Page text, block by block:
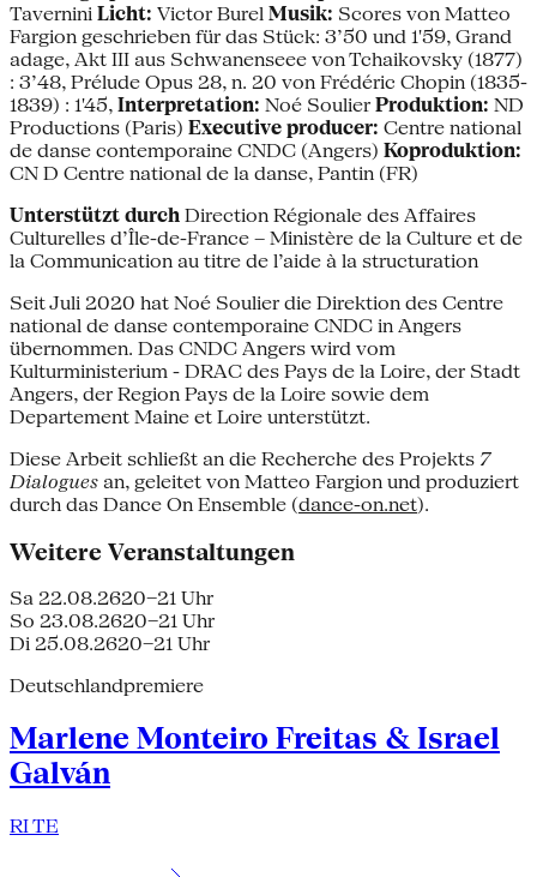
Tavernini Licht: Victor Burel Musik: Scores von Matteo
Fargion geschrieben für das Stück: 3’50 und 1'59, Grand
adage, Akt III aus Schwanenseee von Tchaikovsky (1877)
: 3’48, Prélude Opus 28, n. 20 von Frédéric Chopin (1835-
1839) : 1'45, Interpretation: Noé Soulier Produktion: ND
Productions (Paris) Executive producer: Centre national
de danse contemporaine CNDC (Angers) Koproduktion:
CN D Centre national de la danse, Pantin (FR)
Unterstützt durch Direction Régionale des Affaires
Culturelles d’Île-de-France – Ministère de la Culture et de
la Communication au titre de l’aide à la structuration
Seit Juli 2020 hat Noé Soulier die Direktion des Centre
national de danse contemporaine CNDC in Angers
übernommen. Das CNDC Angers wird vom
Kulturministerium - DRAC des Pays de la Loire, der Stadt
Angers, der Region Pays de la Loire sowie dem
Departement Maine et Loire unterstützt.
Diese Arbeit schließt an die Recherche des Projekts 7
Dialogues an, geleitet von Matteo Fargion und produziert
durch das Dance On Ensemble (dance-on.net).
Weitere Veranstaltungen
Sa 22.08.2620–21 Uhr
So 23.08.2620–21 Uhr
Di 25.08.2620–21 Uhr
Deutschlandpremiere
Marlene Monteiro Freitas & Israel
Galván
RI TE